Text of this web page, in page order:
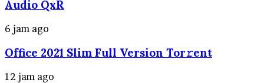
Audio QxR
6 jam ago
Office 2021 Slim Full Version Tor𝚛ent
12 jam ago